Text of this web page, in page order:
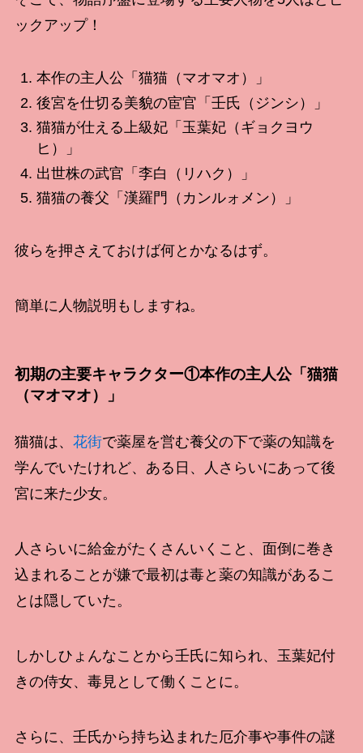
ックアップ！
本作の主人公「猫猫（マオマオ）」
後宮を仕切る美貌の宦官「壬氏（ジンシ）」
猫猫が仕える上級妃「玉葉妃（ギョクヨウ
ヒ）」
出世株の武官「李白（リハク）」
猫猫の養父「漢羅門（カンルォメン）」
彼らを押さえておけば何とかなるはず。
簡単に人物説明もしますね。
初期の主要キャラクター①本作の主人公「猫猫
（マオマオ）」
猫猫は、 花街で薬屋を営む養父の下で薬の知識を
学んでいたけれど、ある日、人さらいにあって後
宮に来た少女。
人さらいに給金がたくさんいくこと、面倒に巻き
込まれることが嫌で最初は毒と薬の知識があるこ
とは隠していた。
しかしひょんなことから壬氏に知られ、玉葉妃付
きの侍女、毒見として働くことに。
さらに、壬氏から持ち込まれた厄介事や事件の謎